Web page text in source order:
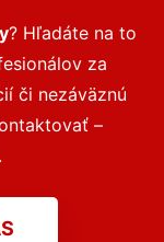
? Hľadáte na to
za
či nezáväznú
–